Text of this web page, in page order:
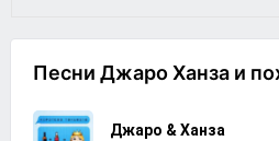
Песни Джаро Ханза и
Джаро & Ханза